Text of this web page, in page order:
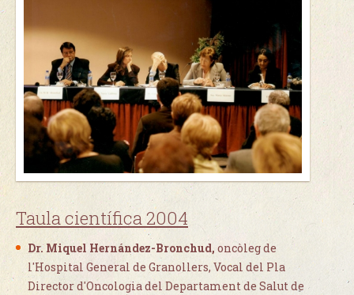
Taula científica 2004
Dr. Miquel Hernández-Bronchud, oncòleg de
l'Hospital General de Granollers, Vocal del Pla
Director d'Oncologia del Departament de Salut de